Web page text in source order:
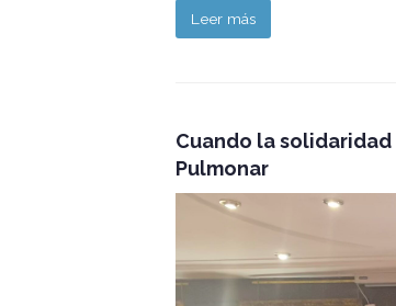
Leer más
Cuando la
Pulmonar